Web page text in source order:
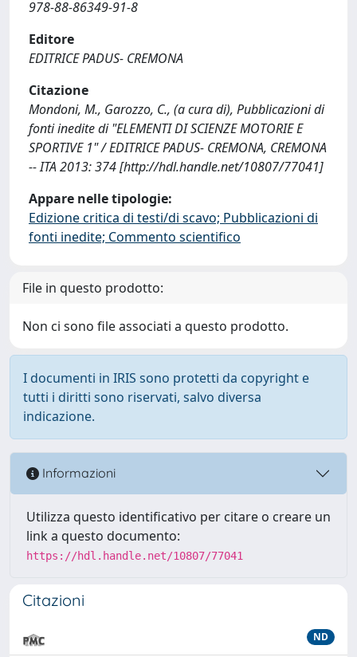
978-88-86349-91-8
Editore
EDITRICE PADUS- CREMONA
Citazione
Mondoni, M., Garozzo, C., (a cura di), Pubblicazioni di
fonti inedite di "ELEMENTI DI SCIENZE MOTORIE E
SPORTIVE 1" / EDITRICE PADUS- CREMONA, CREMONA
-- ITA 2013: 374 [http://hdl.handle.net/10807/77041]
Appare nelle tipologie:
Edizione critica di testi/di scavo; Pubblicazioni di
fonti inedite; Commento scientifico
File in questo prodotto:
Non ci sono file associati a questo prodotto.
I documenti in IRIS sono protetti da copyright e
tutti i diritti sono riservati, salvo diversa
indicazione.
Informazioni
Utilizza questo identificativo per citare o creare un
link a questo documento:
https://hdl.handle.net/10807/77041
Citazioni
ND